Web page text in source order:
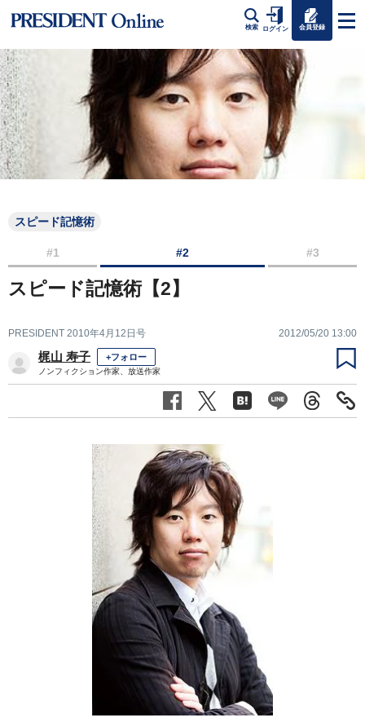
検索 ログイン 会員登録
スピード記憶術
#1 #2 #3
スピード記憶術【2】
PRESIDENT 2010年4月12日号 2012/05/20 13:00
梶山 寿子 +フォロー
ノンフィクション作家、放送作家